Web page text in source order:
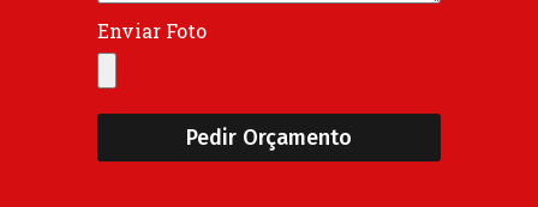
Enviar Foto
Pedir Orçamento